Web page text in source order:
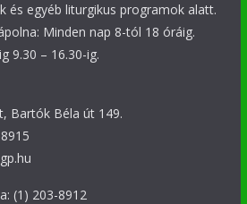
és egyéb liturgikus programok alatt.
Minden nap 8-tól 18 óráig.
9.30 – 16.30-ig.
Bartók Béla út 149.
(1) 203-8912